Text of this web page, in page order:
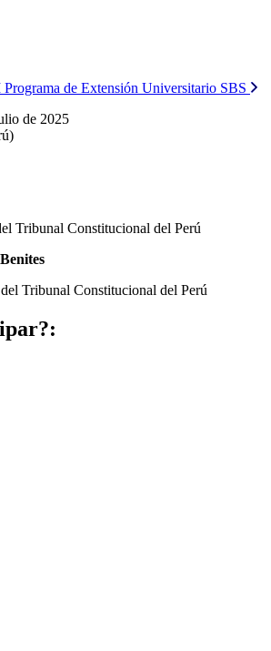
de Extensión Universitario SBS
de 2025
Tribunal Constitucional del Perú
Tribunal Constitucional del Perú